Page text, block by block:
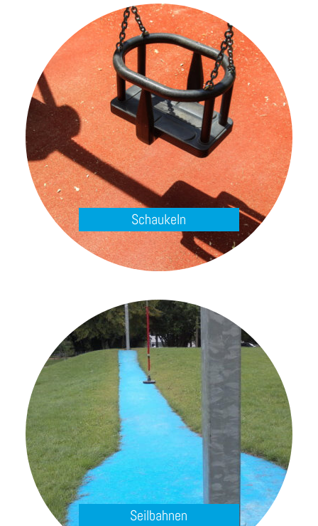
Schaukeln
Seilbahnen